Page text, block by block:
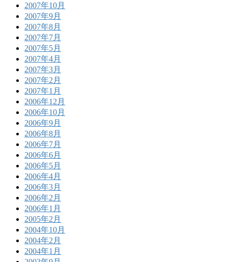
2007年10月
2007年9月
2007年8月
2007年7月
2007年5月
2007年4月
2007年3月
2007年2月
2007年1月
2006年12月
2006年10月
2006年9月
2006年8月
2006年7月
2006年6月
2006年5月
2006年4月
2006年3月
2006年2月
2006年1月
2005年2月
2004年10月
2004年2月
2004年1月